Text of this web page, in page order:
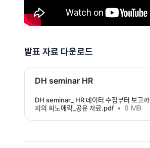
발표 자료 다운로드
DH seminar HR
DH seminar_ HR 데이터 수집부터 보고까
지의 희노애락_공유 자료.pdf
6 MB